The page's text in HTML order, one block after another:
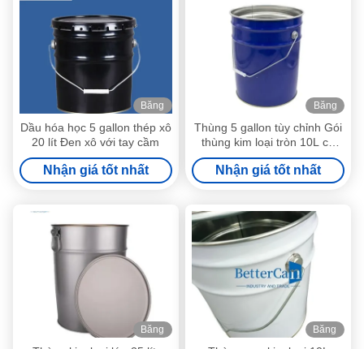
Băng
hình
Dầu hóa học 5 gallon thép xô
20 lít Đen xô với tay cầm
Nhận giá tốt nhất
Băng
hình
Thùng 5 gallon tùy chỉnh Gói
thùng kim loại tròn 10L có
thể xếp chồng lên nhau
Nhận giá tốt nhất
Băng
hình
Băng
hình